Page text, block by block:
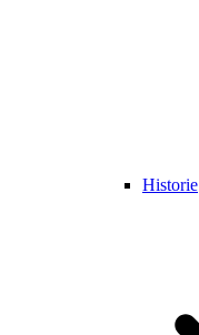
Historie